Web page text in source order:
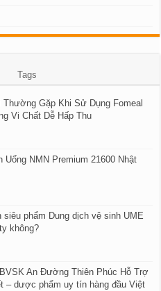
Tags
Thường Gặp Khi Sử Dụng Fomeal
Vi Chất Dễ Hấp Thu
Uống NMN Premium 21600 Nhật
siêu phẩm Dung dịch vệ sinh UME
không?
An Đường Thiên Phúc Hỗ Trợ
– dược phẩm uy tín hàng đầu Việt